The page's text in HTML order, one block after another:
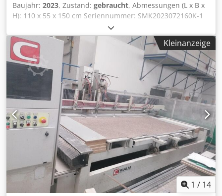
Baujahr: 2023, Zustand: gebraucht, Abmessungen (L x B x
H): 110 x 55 x 150 cm Seriennummer: SMK2023072160K-1
Leistung: 30 W Arbeitsbereich: 110 × 110 mm
Gesamtabmessungen L × B × H: 1100 × 550 × 1500 mm
Cedpfx Aszm H Acsgloha
Kleinanzeige
1 / 14